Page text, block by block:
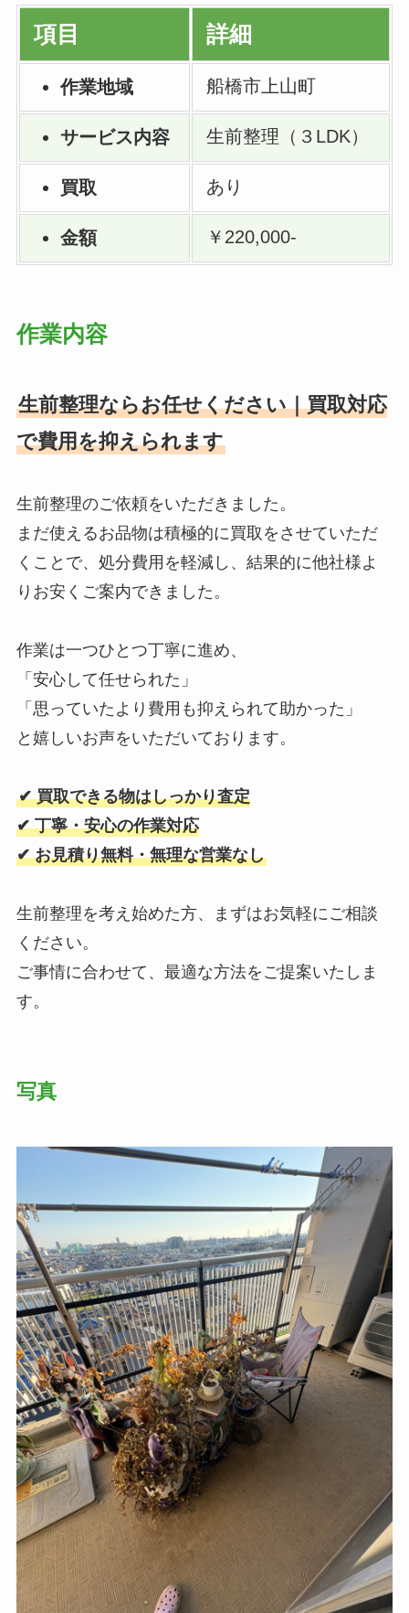
項目 詳細
作業地域 船橋市上山町
サービス内容 生前整理（３LDK）
買取 あり
金額 ￥220,000-
作業内容
生前整理ならお任せください｜買取対応
で費用を抑えられます
生前整理のご依頼をいただきました。
まだ使えるお品物は積極的に買取をさせていただ
くことで、処分費用を軽減し、結果的に他社様よ
りお安くご案内できました。
作業は一つひとつ丁寧に進め、
「安心して任せられた」
「思っていたより費用も抑えられて助かった」
と嬉しいお声をいただいております。
✔ 買取できる物はしっかり査定
✔ 丁寧・安心の作業対応
✔ お見積り無料・無理な営業なし
生前整理を考え始めた方、まずはお気軽にご相談
ください。
ご事情に合わせて、最適な方法をご提案いたしま
す。
写真